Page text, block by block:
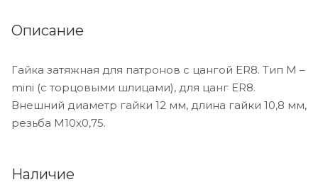
Описание
Гайка затяжная для патронов с цангой ER8. Тип M –
mini (с торцовыми шлицами), для цанг ER8.
Внешний диаметр гайки 12 мм, длина гайки 10,8 мм,
резьба M10x0,75.
Наличие